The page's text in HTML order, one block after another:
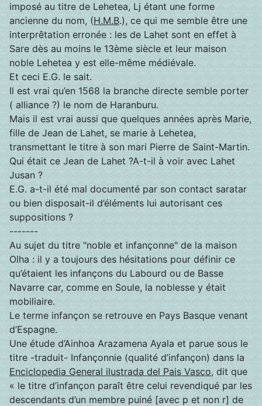
imposé au titre de Lehetea, Lj étant une forme
ancienne du nom, (H.M.B.), ce qui me semble être une
interprêtation erronée : les de Lahet sont en effet à
Sare dès au moins le 13ème siècle et leur maison
noble Lehetea y est elle-même médiévale.
Et ceci E.G. le sait.
Il est vrai qu’en 1568 la branche directe semble porter
( alliance ?) le nom de Haranburu.
Mais il est vrai aussi que quelques années après Marie,
fille de Jean de Lahet, se marie à Lehetea,
transmettant le titre à son mari Pierre de Saint-Martin.
Qui était ce Jean de Lahet ?A-t-il à voir avec Lahet
Jusan ?
E.G. a-t-il été mal documenté par son contact saratar
ou bien disposait-il d’éléments lui autorisant ces
suppositions ?
-------
Au sujet du titre "noble et infançonne" de la maison
Olha : il y a toujours des hésitations pour définir ce
qu’étaient les infançons du Labourd ou de Basse
Navarre car, comme en Soule, la noblesse y était
mobiliaire.
Le terme infançon se retrouve en Pays Basque venant
d’Espagne.
Une étude d’Ainhoa Arazamena Ayala et parue sous le
titre -traduit- Infançonnie (qualité d’infançon) dans la
Enciclopedia General ilustrada del Pais Vasco, dit que
« le titre d’infançon paraît être celui revendiqué par les
descendants d’un membre puiné [avec p et non r] de